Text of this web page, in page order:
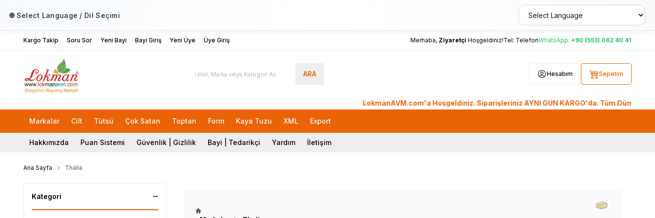
🌐 Select Language / Dil Seçimi
Kargo Takip Soru Sor Yeni Bayi Bayi Giriş Yeni Üye Üye Giriş Merhaba, Ziyaretçi Hoşgeldiniz!Tel: TelefonWhatsApp: +90 (553) 062 40 41
ARA Hesabım Sepetim
LokmanAVM.com'a Hoşgeldiniz. Siparişleriniz AYNI GÜN KARGO'da. Tüm Dünyadan
Markalar Cilt Tütsü Çok Satan Toptan Form Kaya Tuzu XML Export
Hakkımızda Puan Sistemi Güvenlik | Gizlilik Bayi | Tedarikçi Yardım İletişim
Ana Sayfa Thalia
Kategori